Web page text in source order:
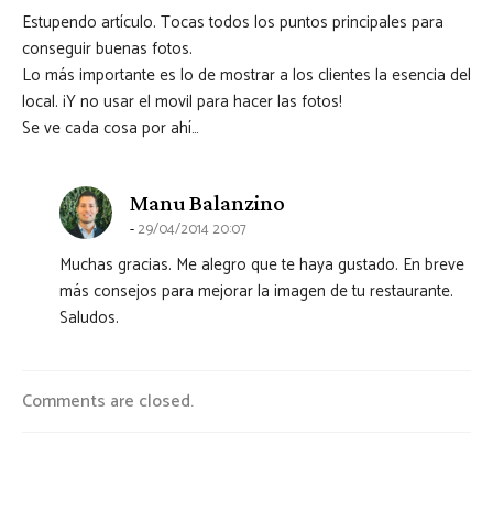
Estupendo artículo. Tocas todos los puntos principales para
conseguir buenas fotos.
Lo más importante es lo de mostrar a los clientes la esencia del
local. ¡Y no usar el movil para hacer las fotos!
Se ve cada cosa por ahí…
Manu Balanzino
29/04/2014 20:07
Muchas gracias. Me alegro que te haya gustado. En breve
más consejos para mejorar la imagen de tu restaurante.
Saludos.
Comments are closed.